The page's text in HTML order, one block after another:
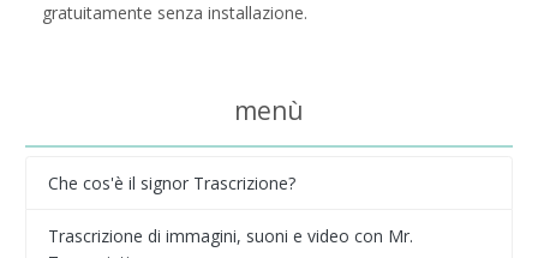
gratuitamente senza installazione.
menù
Che cos'è il signor Trascrizione?
Trascrizione di immagini, suoni e video con Mr.